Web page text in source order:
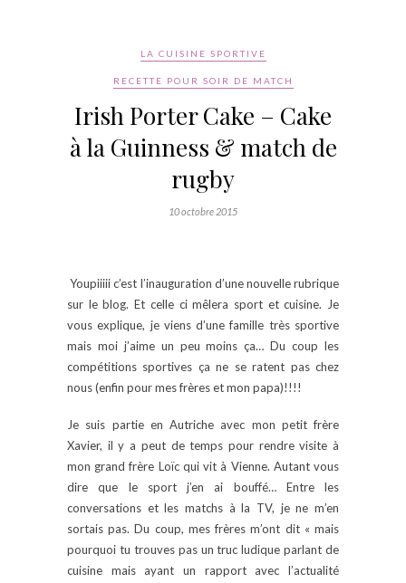
LA CUISINE SPORTIVE
RECETTE POUR SOIR DE MATCH
Irish Porter Cake – Cake
à la Guinness & match de
rugby
10 octobre 2015
Youpiiiii c’est l’inauguration d’une nouvelle rubrique
sur le blog. Et celle ci mêlera sport et cuisine. Je
vous explique, je viens d’une famille très sportive
mais moi j’aime un peu moins ça… Du coup les
compétitions sportives ça ne se ratent pas chez
nous (enfin pour mes frères et mon papa)!!!!
Je suis partie en Autriche avec mon petit frère
Xavier, il y a peut de temps pour rendre visite à
mon grand frère Loïc qui vit à Vienne. Autant vous
dire que le sport j’en ai bouffé… Entre les
conversations et les matchs à la TV, je ne m’en
sortais pas. Du coup, mes frères m’ont dit « mais
pourquoi tu trouves pas un truc ludique parlant de
cuisine mais ayant un rapport avec l’actualité